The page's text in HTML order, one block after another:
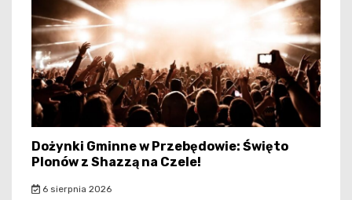
Dożynki Gminne w Przebędowie: Święto
Plonów z Shazzą na Czele!
6 sierpnia 2026